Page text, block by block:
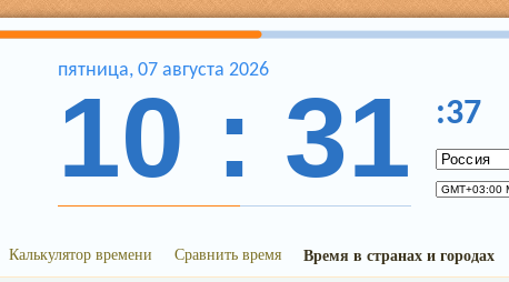
пятница, 07 августа 2026
10 : 31 :37
Калькулятор времени Сравнить время Время в странах и городах